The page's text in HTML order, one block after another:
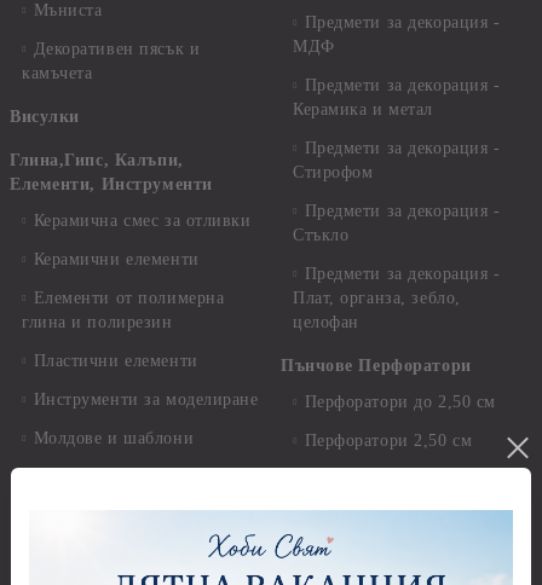
Мъниста
Декоративен пясък и
камъчета
Висулки
Глина,Гипс, Калъпи,
Елементи, Инструменти
Керамична смес за отливки
Керамични елементи
Елементи от полимерна
глина и полирезин
Пластични елементи
Инструменти за моделиране
Молдове и шаблони
Самосъхнеща глина
Предмети за декорация -
МДФ
Предмети за декорация -
Керамика и метал
Предмети за декорация -
Стирофом
Предмети за декорация -
Стъкло
Предмети за декорация -
Плат, органза, зебло,
целофан
Пънчове Перфоратори
Перфоратори до 2,50 см
Перфоратори 2,50 см
Ъглови перфоратори